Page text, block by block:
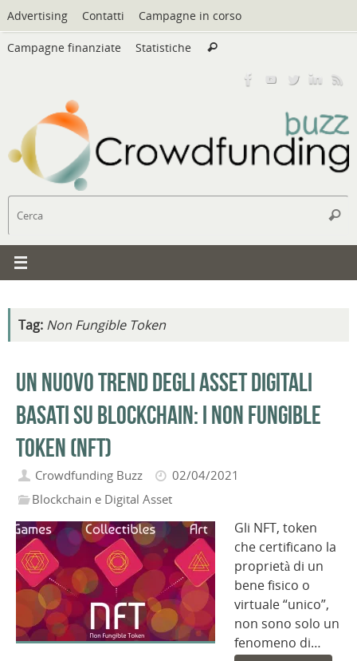
Vai
al
contenuto
Advertising Contatti Campagne in corso
Campagne finanziate Statistiche Cerca
Cerca
Tag: Non Fungible Token
Un nuovo trend degli asset digitali
basati su Blockchain: i Non Fungible
Token (NFT)
Crowdfunding Buzz
02/04/2021
Blockchain e Digital Asset
Gli NFT, token
che certificano la
proprietà di un
bene fisico o
virtuale “unico”,
non sono solo un
fenomeno di…